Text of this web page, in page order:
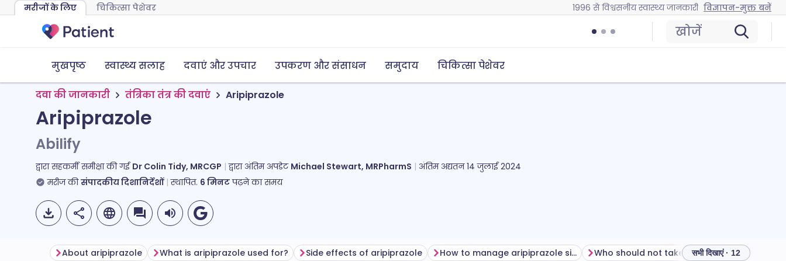
मरीजों के लिए चिकित्सा पेशेवर 1996 से विश्वसनीय स्वास्थ्य जानकारी विज्ञापन-मुक्त बनें
खोजें
मुखपृष्ठ स्वास्थ्य सलाह दवाएं और उपचार उपकरण और संसाधन समुदाय चिकित्सा पेशेवर
दवा की जानकारी तंत्रिका तंत्र की दवाएं Aripiprazole
Aripiprazole
Abilify
द्वारा सहकर्मी समीक्षा की गईDr Colin Tidy, MRCGP द्वारा अंतिम अपडेट Michael Stewart, MRPharmS अंतिम अद्यतन14 जुलाई 2024
मरीज की संपादकीय दिशानिर्देशों स्थापित. 6 मिनटपढ़ने का समय
About aripiprazole What is aripiprazole used for? Side effects of aripiprazole How to manage aripiprazole side effects Who should not take aripiprazole? How to
सभी दिखाएं · 12